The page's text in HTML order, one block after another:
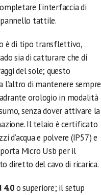
l’interfaccia di
pannello tattile.
è di tipo transflettivo,
sia di catturare che di
del sole; questo
l’altro di mantenere sempre
orologio in modalità
senza dover attivare la
Il telaio è certificato
d’acqua e polvere (IP57) e
Micro Usb per il
diretto del cavo di ricarica.
4.0o superiore; il setup